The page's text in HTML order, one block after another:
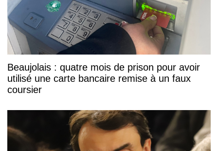
Beaujolais : quatre mois de prison pour avoir
utilisé une carte bancaire remise à un faux
coursier